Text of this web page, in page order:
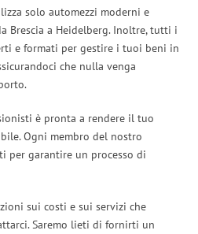
solo automezzi moderni e
Brescia a Heidelberg. Inoltre, tutti i
e formati per gestire i tuoi beni in
che nulla venga
è pronta a rendere il tuo
Ogni membro del nostro
per garantire un processo di
sui costi e sui servizi che
Saremo lieti di fornirti un